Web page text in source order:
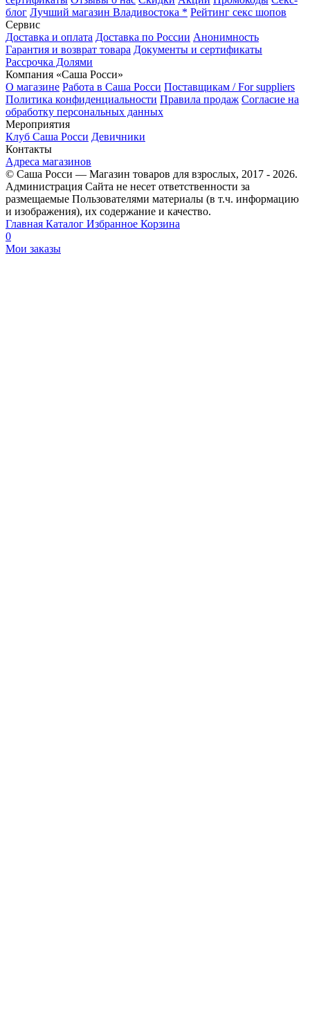
блог Лучший магазин Владивостока * Рейтинг секс шопов
Сервис
Доставка и оплата Доставка по России Анонимность
Гарантия и возврат товара Документы и сертификаты
Рассрочка Долями
Компания «Саша Росси»
О магазине Работа в Саша Росси Поставщикам / For suppliers
Политика конфиденциальности Правила продаж Согласие на
обработку персональных данных
Мероприятия
Клуб Саша Росси Девичники
Контакты
Адреса магазинов
© Саша Росси — Магазин товаров для взрослых, 2017 - 2026.
Администрация Сайта не несет ответственности за
размещаемые Пользователями материалы (в т.ч. информацию
и изображения), их содержание и качество.
Главная Каталог Избранное Корзина
0
Мои заказы